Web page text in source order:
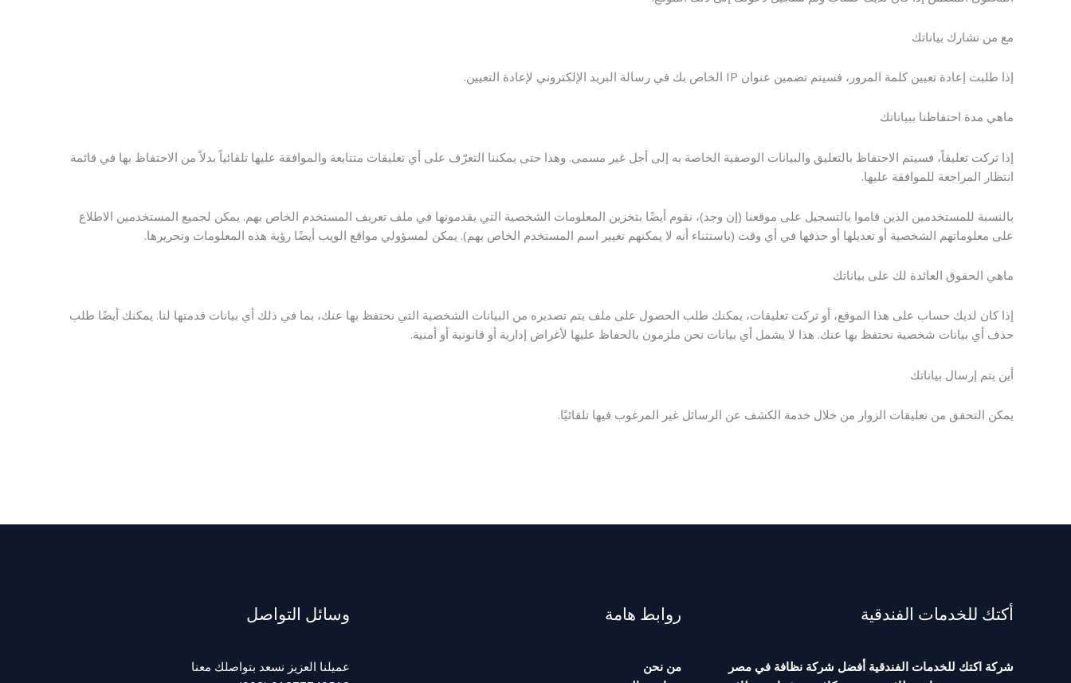
مع من نشارك بياناتك
إذا طلبت إعادة تعيين كلمة المرور، فسيتم تضمين عنوان IP الخاص بك في رسالة البريد الإلكتروني لإعادة التعيين.
ماهي مدة احتفاظنا ببياناتك
إذا تركت تعليقاً، فسيتم الاحتفاظ بالتعليق والبيانات الوصفية الخاصة به إلى أجل غير مسمى. وهذا حتى يمكننا التعرّف على أي تعليقات متتابعة والموافقة عليها تلقائياً بدلاً من الاحتفاظ بها في قائمة
انتظار المراجعة للموافقة عليها.
بالنسبة للمستخدمين الذين قاموا بالتسجيل على موقعنا (إن وجد)، نقوم أيضًا بتخزين المعلومات الشخصية التي يقدمونها في ملف تعريف المستخدم الخاص بهم. يمكن لجميع المستخدمين الاطلاع
على معلوماتهم الشخصية أو تعديلها أو حذفها في أي وقت (باستثناء أنه لا يمكنهم تغيير اسم المستخدم الخاص بهم). يمكن لمسؤولي مواقع الويب أيضًا رؤية هذه المعلومات وتحريرها.
ماهي الحقوق العائدة لك على بياناتك
إذا كان لديك حساب على هذا الموقع، أو تركت تعليقات، يمكنك طلب الحصول على ملف يتم تصديره من البيانات الشخصية التي نحتفظ بها عنك، بما في ذلك أي بيانات قدمتها لنا. يمكنك أيضًا طلب
حذف أي بيانات شخصية نحتفظ بها عنك. هذا لا يشمل أي بيانات نحن ملزمون بالحفاظ عليها لأغراض إدارية أو قانونية أو أمنية.
أين يتم إرسال بياناتك
يمكن التحقق من تعليقات الزوار من خلال خدمة الكشف عن الرسائل غير المرغوب فيها تلقائيًا.
أكتك للخدمات الفندقية
شركة اكتك للخدمات الفندقية أفضل شركة نظافة في مصر
روابط هامة
من نحن
وسائل التواصل
عميلنا العزيز نسعد بتواصلك معنا